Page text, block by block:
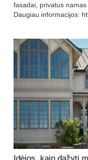
fasadai, privatus
Daugiau informacijos: